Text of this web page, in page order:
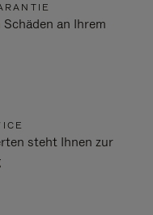
an Ihrem
steht Ihnen zur